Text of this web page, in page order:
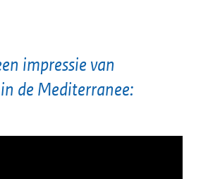
impressie van
de Mediterranee: